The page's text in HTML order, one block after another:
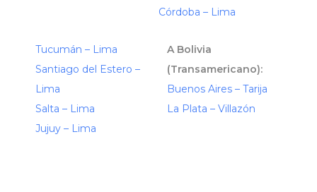
Córdoba – Lima
Tucumán – Lima
Santiago del Estero –
Lima
Salta – Lima
Jujuy – Lima
A Bolivia
(Transamericano):
Buenos Aires – Tarija
La Plata – Villazón